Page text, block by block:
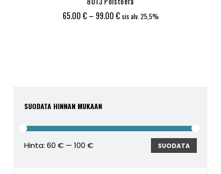
SUODATA HINNAN MUKAAN
SUODATA
Hinta:60 € —100 €
65.00 € – 99.00 €Hintaluokka:
sis alv. 25,5%